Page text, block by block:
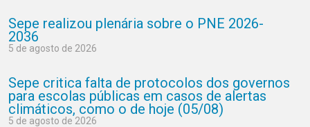
Sepe realizou plenária sobre o PNE 2026-
2036
5 de agosto de 2026
Sepe critica falta de protocolos dos governos
para escolas públicas em casos de alertas
climáticos, como o de hoje (05/08)
5 de agosto de 2026